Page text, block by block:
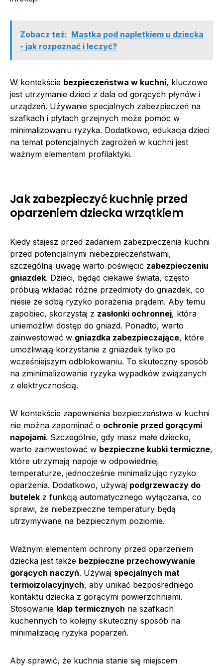
Zobacz też: Mastka pod napletkiem u dziecka
- jak rozpoznać i leczyć?
W kontekście bezpieczeństwa w kuchni, kluczowe
jest utrzymanie dzieci z dala od gorących płynów i
urządzeń. Używanie specjalnych zabezpieczeń na
szafkach i płytach grzejnych może pomóc w
minimalizowaniu ryzyka. Dodatkowo, edukacja dzieci
na temat potencjalnych zagrożeń w kuchni jest
ważnym elementem profilaktyki.
Jak zabezpieczyć kuchnię przed
oparzeniem dziecka wrzątkiem
Kiedy stajesz przed zadaniem zabezpieczenia kuchni
przed potencjalnymi niebezpieczeństwami,
szczególną uwagę warto poświęcić zabezpieczeniu
gniazdek. Dzieci, będąc ciekawe świata, często
próbują wkładać różne przedmioty do gniazdek, co
niesie ze sobą ryzyko porażenia prądem. Aby temu
zapobiec, skorzystaj z zasłonki ochronnej, która
uniemożliwi dostęp do gniazd. Ponadto, warto
zainwestować w gniazdka zabezpieczające, które
umożliwiają korzystanie z gniazdek tylko po
wcześniejszym odblokowaniu. To skuteczny sposób
na zminimalizowanie ryzyka wypadków związanych
z elektrycznością.
W kontekście zapewnienia bezpieczeństwa w kuchni
nie można zapominać o ochronie przed gorącymi
napojami. Szczególnie, gdy masz małe dziecko,
warto zainwestować w bezpieczne kubki termiczne,
które utrzymają napoje w odpowiedniej
temperaturze, jednocześnie minimalizując ryzyko
oparzenia. Dodatkowo, używaj podgrzewaczy do
butelek z funkcją automatycznego wyłączania, co
sprawi, że niebezpieczne temperatury będą
utrzymywane na bezpiecznym poziomie.
Ważnym elementem ochrony przed oparzeniem
dziecka jest także bezpieczne przechowywanie
gorących naczyń. Używaj specjalnych mat
termoizolacyjnych, aby unikać bezpośredniego
kontaktu dziecka z gorącymi powierzchniami.
Stosowanie klap termicznych na szafkach
kuchennych to kolejny skuteczny sposób na
minimalizację ryzyka poparzeń.
Aby sprawić, że kuchnia stanie się miejscem